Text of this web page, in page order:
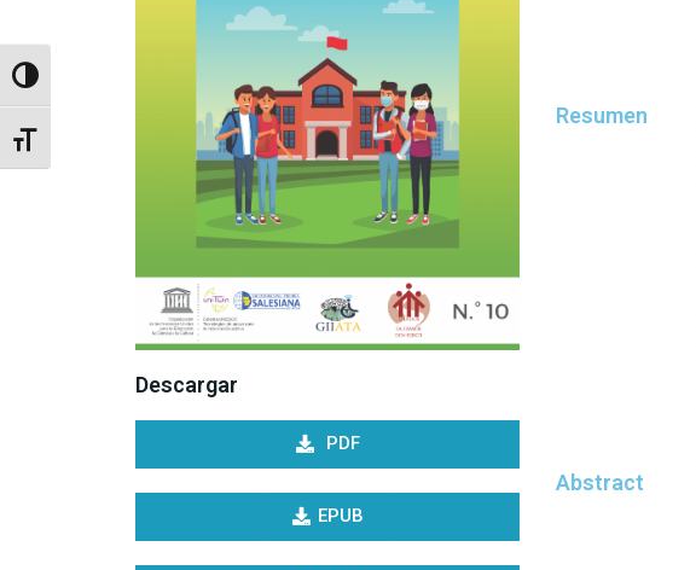
Toggle High Contrast
Toggle Font size
Descargar
PDF
EPUB
Resumen
Abstract